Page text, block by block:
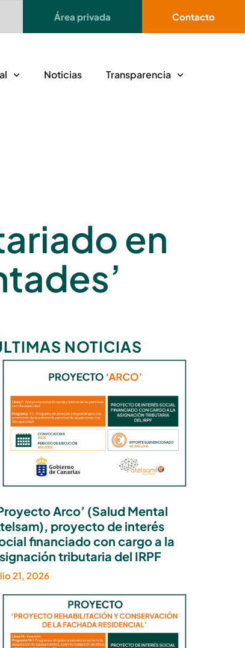
Área privada Contacto
Noticias Transparencia
en
NOTICIAS
Arco’ (Salud Mental
proyecto de interés
financiado con cargo a la
tributaria del IRPF
21, 2026